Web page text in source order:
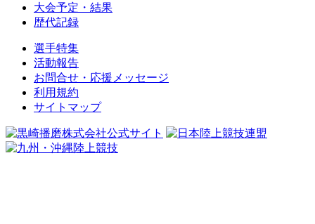
大会予定・結果
歴代記録
選手特集
活動報告
お問合せ・応援メッセージ
利用規約
サイトマップ